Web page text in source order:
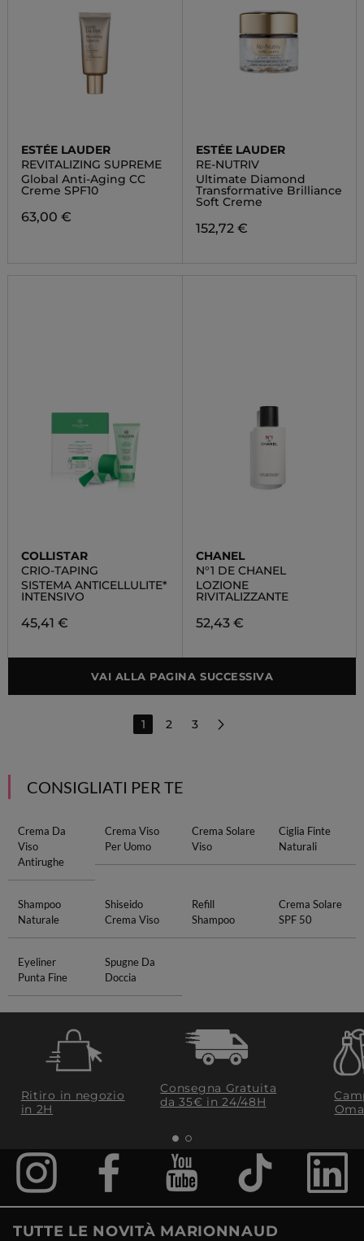
ESTÉE LAUDER
REVITALIZING SUPREME
Global Anti-Aging CC
Creme SPF10
63,00 €
ESTÉE LAUDER
RE-NUTRIV
Ultimate Diamond
Transformative Brilliance
Soft Creme
152,72 €
COLLISTAR
CRIO-TAPING
SISTEMA ANTICELLULITE*
INTENSIVO
45,41 €
CHANEL
N°1 DE CHANEL
LOZIONE
RIVITALIZZANTE
52,43 €
VAI ALLA PAGINA SUCCESSIVA
1 2 3
CONSIGLIATI PER TE
Crema Da
Viso
Antirughe
Crema Viso
Per Uomo
Crema Solare
Viso
Ciglia Finte
Naturali
Shampoo
Naturale
Shiseido
Crema Viso
Refill
Shampoo
Crema Solare
SPF 50
Eyeliner
Punta Fine
Spugne Da
Doccia
Ritiro in negozio
in 2H
Consegna Gratuita
da 35€​ in 24/48H
TUTTE LE NOVITÀ MARIONNAUD